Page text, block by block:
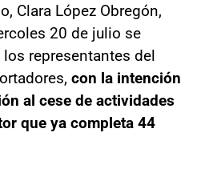
Clara López Obregón,
20 de julio se
representantes del
con la intención
al cese de actividades
que ya completa 44